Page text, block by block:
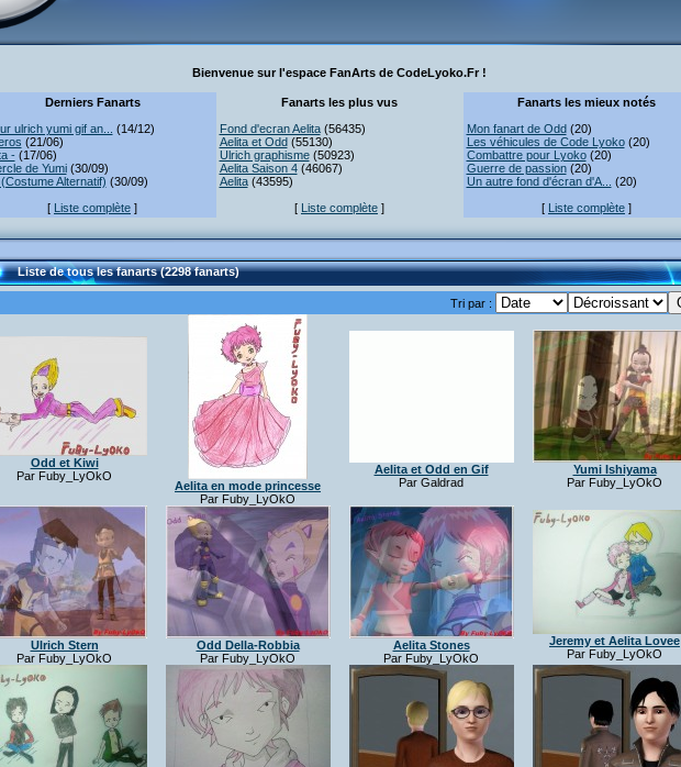
Bienvenue sur l'espace FanArts de CodeLyoko.Fr !
Derniers Fanarts
ulrich yumi gif an...
(14/12)
(21/06)
-(17/06)
de Yumi(30/09)
Alternatif) (30/09)
[ Liste complète ]
Fanarts les plus vus
Fond d'ecran Aelita(56435)
Aelita et Odd(55130)
Ulrich graphisme(50923)
Aelita Saison 4(46067)
Aelita(43595)
[ Liste complète ]
Fanarts les mieux notés
Mon fanart de Odd(20)
Les véhicules de Code Lyoko(20)
Combattre pour Lyoko(20)
Guerre de passion(20)
Un autre fond d'écran d'A...
(20)
[ Liste complète ]
Liste de tous les fanarts (2298 fanarts)
Tri par :
Odd et Kiwi
Par Fuby_LyOkO
Aelita en mode princesse
Par Fuby_LyOkO
Aelita et Odd en Gif
Par Galdrad
Yumi Ishiyama
Par Fuby_LyOkO
Ulrich Stern
Par Fuby_LyOkO
Odd Della-Robbia
Par Fuby_LyOkO
Aelita Stones
Par Fuby_LyOkO
Jeremy et Aelita Lovee
Par Fuby_LyOkO